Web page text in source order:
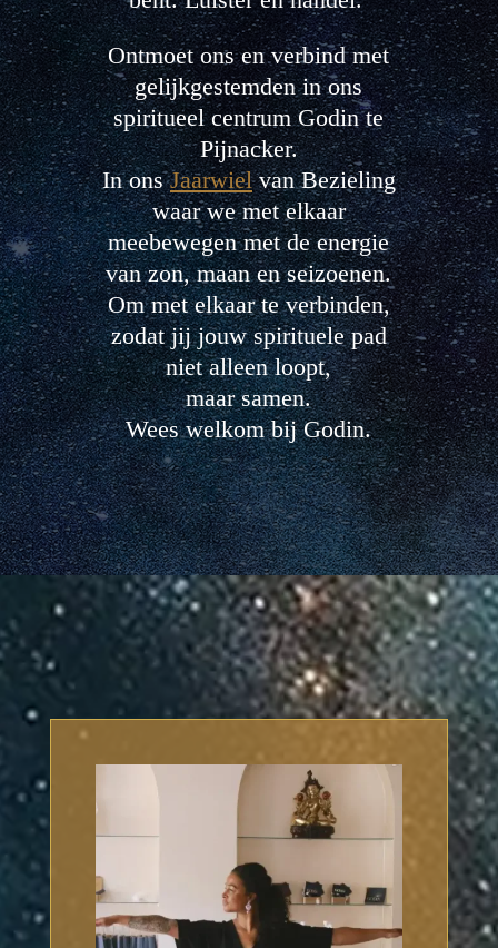
Ontmoet ons en verbind met
gelijkgestemden in ons
spiritueel centrum Godin te
Pijnacker.
In onsJaarwielvan Bezieling
waar we met elkaar
meebewegen met de energie
van zon, maan en seizoenen.
Om met elkaar te verbinden,
zodat jij jouw spirituele pad
niet alleen loopt,
maar samen.
Wees welkom bij Godin.